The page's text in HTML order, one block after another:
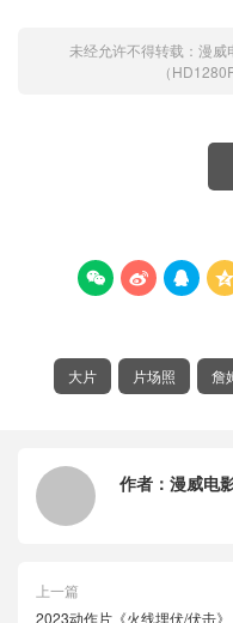
未经允许不得转载： 漫威
（
   
大片 片场照 詹
作者： 漫威电
上一篇
2023动作片《火线埋伏/伏击》